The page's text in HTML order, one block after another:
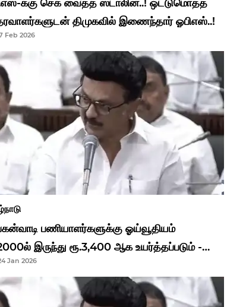
க்கு செக் வைத்த ஸ்டாலின்..! ஒட்டுமொத்த
திமுகவில் இணைந்தார் ஓபிஎஸ்..!
Feb 2026
பணியாளர்களுக்கு ஓய்வூதியம்
இருந்து ரூ.3,400 ஆக உயர்த்தப்படும் -
மு.க.ஸ்டாலின்..!
Jan 2026